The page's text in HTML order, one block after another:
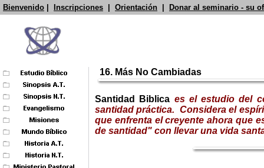
Bienvenido Inscripciones Orientación Donar al seminario - su
16. Más No Cambiadas
Santidad Biblica es el estudio del
santidad práctica. Considera el
que enfrenta el creyente ahora que
de santidad" con llevar una vida